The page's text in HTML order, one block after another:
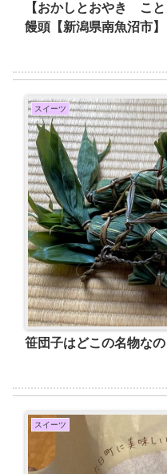
【おかしとおやき こ
饅頭【新潟県南魚沼市】
スイーツ
笹団子はどこの名物な
スイーツ